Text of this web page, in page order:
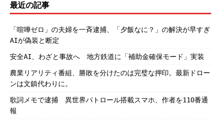
最近の記事
「喧嘩ゼロ」の夫婦を一斉逮捕、「夕飯なに？」の解決が早すぎ
AIが偽装と断定
安全AI、わざと事故へ 地方鉄道に「補助金確保モード」実装
農業リアリティ番組、勝敗を分けたのは完璧な押印。最新ドロー
ンは文鎮代わりに。
歌詞メモで逮捕 異世界パトロール搭載スマホ、作者を110番通
報